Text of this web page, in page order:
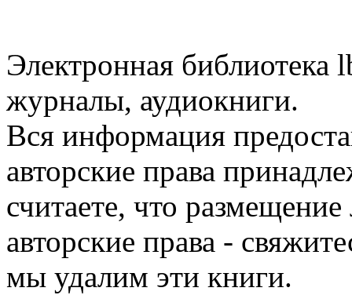
Электронная библиотека
журналы, аудиокниги.
Вся информация
авторские права
считаете, что
авторские права -
мы удалим эти книги.